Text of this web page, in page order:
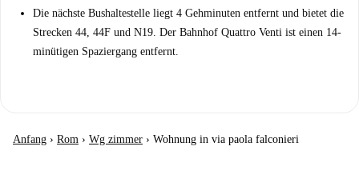
Die nächste Bushaltestelle liegt 4 Gehminuten entfernt und bietet die
Strecken 44, 44F und N19. Der Bahnhof Quattro Venti ist einen 14-
minütigen Spaziergang entfernt.
Anfang › Rom › Wg zimmer › Wohnung in via paola falconieri